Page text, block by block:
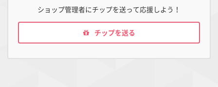
ショップ管理者にチップを送って応援しよう！
チップを送る